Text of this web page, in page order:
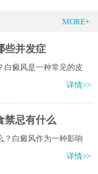
MORE+
些并发症
白癜风是一种常见的皮
详情>>
禁忌有什么
？白癜风作为一种影响
详情>>